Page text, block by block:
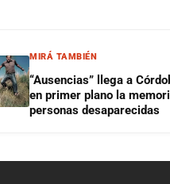
MIRÁ TAMBIÉN
“Ausencias” llega a
en primer plano la
personas desaparecidas